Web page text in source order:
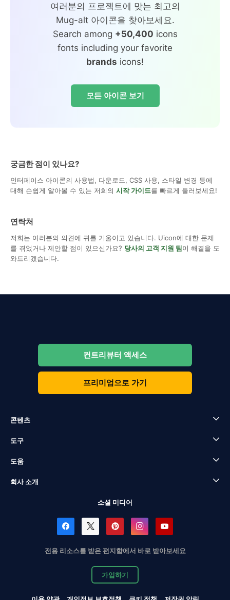
여러분의 프로젝트에 맞는 최고의
Mug-alt 아이콘을 찾아보세요.
Search among +50,400 icons
fonts including your favorite
brands icons!
모든 아이콘 보기
궁금한 점이 있나요?
인터페이스 아이콘의 사용법, 다운로드, CSS 사용, 스타일 변경 등에
대해 손쉽게 알아볼 수 있는 저희의 시작 가이드를 빠르게 둘러보세요!
연락처
저희는 여러분의 의견에 귀를 기울이고 있습니다. Uicon에 대한 문제
를 겪었거나 제안할 점이 있으신가요? 당사의 고객 지원 팀이 해결을 도
와드리겠습니다.
컨트리뷰터 액세스
프리미엄으로 가기
콘텐츠
도구
도움
회사 소개
소셜 미디어
전용 리소스를 받은 편지함에서 바로 받아보세요
가입하기